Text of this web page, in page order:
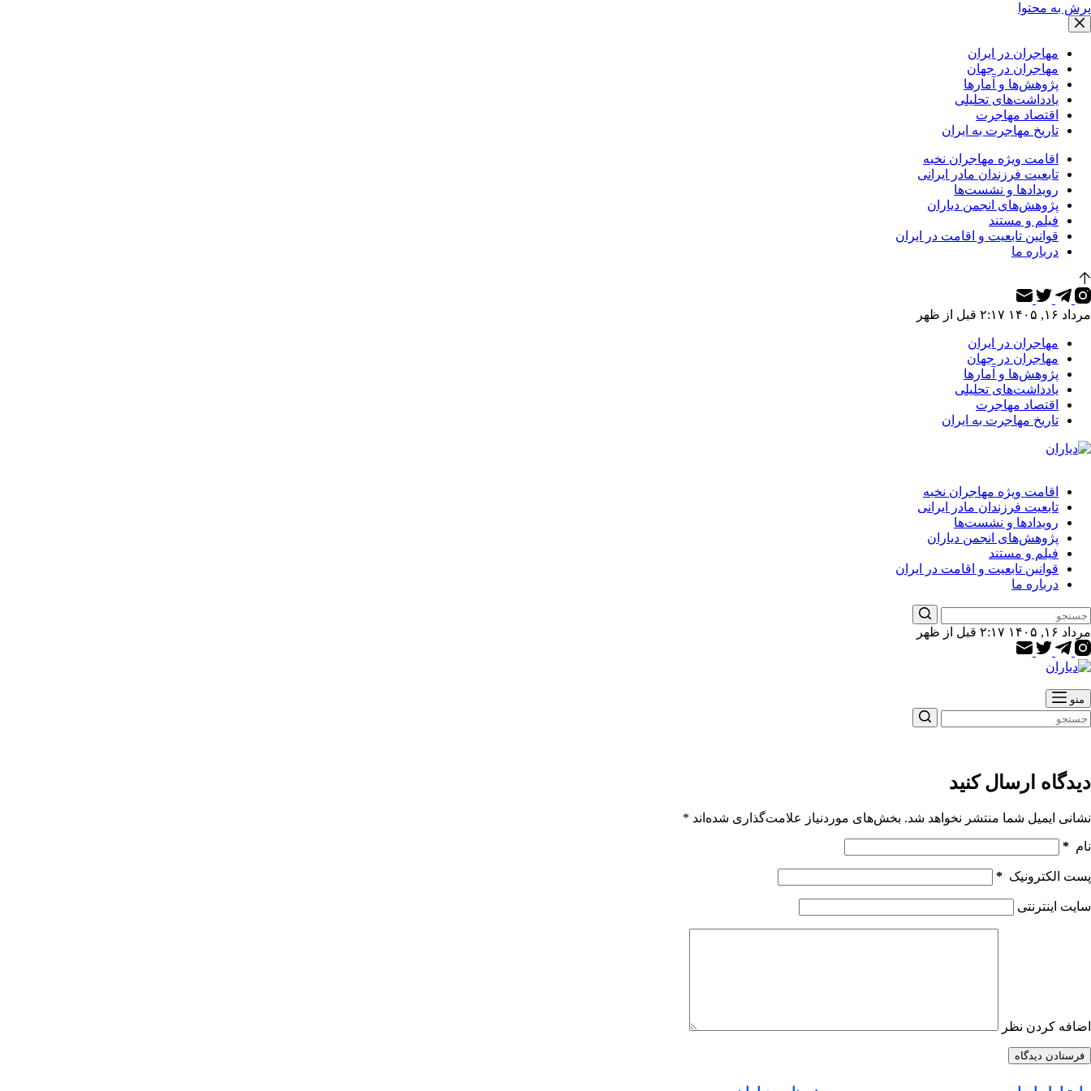
پرش به محتوا
مهاجران در ایران
مهاجران در جهان
پژوهش‌ها و آمارها
یادداشت‌های تحلیلی
اقتصاد مهاجرت
تاریخ مهاجرت به ایران
اقامت ویژه مهاجران نخبه
تابعیت فرزندان مادر ایرانی
رویدادها و نشست‌ها
پژوهش‌های انجمن دیاران
فیلم و مستند
قوانین تابعیت و اقامت در ایران
درباره ما
مرداد ۱۶, ۱۴۰۵ ۲:۱۷ قبل از ظهر
مهاجران در ایران
مهاجران در جهان
پژوهش‌ها و آمارها
یادداشت‌های تحلیلی
اقتصاد مهاجرت
تاریخ مهاجرت به ایران
اقامت ویژه مهاجران نخبه
تابعیت فرزندان مادر ایرانی
رویدادها و نشست‌ها
پژوهش‌های انجمن دیاران
فیلم و مستند
قوانین تابعیت و اقامت در ایران
درباره ما
مرداد ۱۶, ۱۴۰۵ ۲:۱۷ قبل از ظهر
منو
دیدگاه ارسال کنید
نشانی ایمیل شما منتشر نخواهد شد. بخش‌های موردنیاز علامت‌گذاری شده‌اند *
نام *
پست الکترونیک *
سایت اینترنتی
اضافه کردن نظر
فرستادن دیدگاه